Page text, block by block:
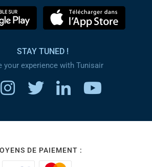
STAY TUNED !
your experience with Tunisair
DE PAIEMENT :